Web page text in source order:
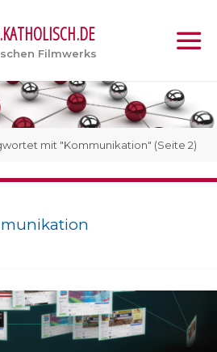
.KATHOLISCH.DE
Filmwerks
mit "Kommunikation" (Seite 2)